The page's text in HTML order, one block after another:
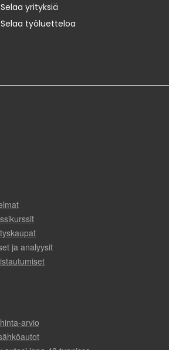
Selaa yrityksiä
Selaa työluetteloa